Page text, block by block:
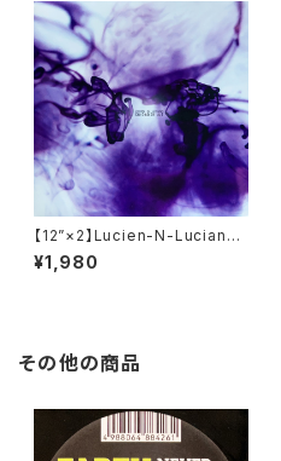
【12”×2】Lucien-N-Luciano /
Cuidad De Luz (Cadenza)
(Cadenza 49)
¥1,980
その他の商品